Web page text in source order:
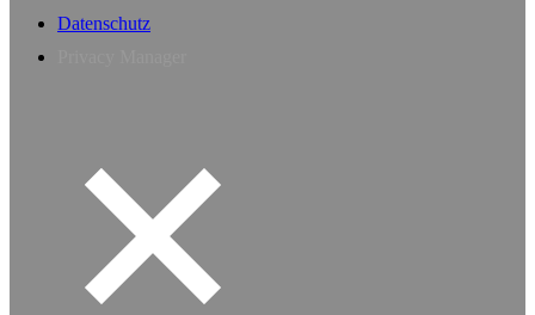
Datenschutz